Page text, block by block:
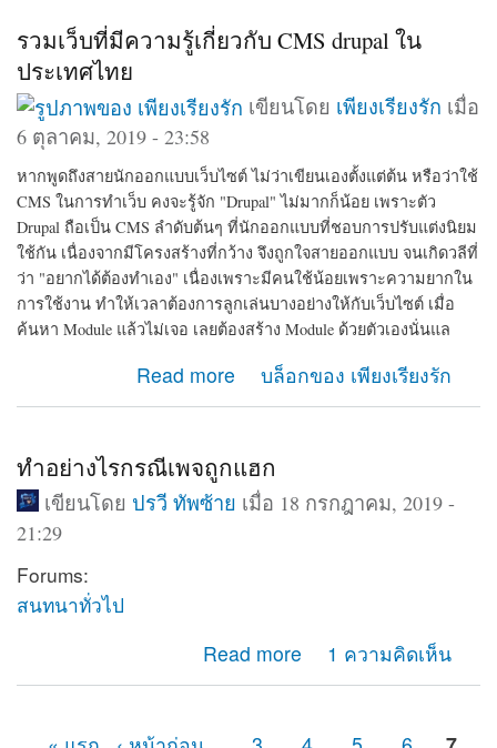
รวมเว็บที่มีความรู้เกี่ยวกับ CMS drupal ใน
ประเทศไทย
เขียนโดย เพียงเรียงรัก เมื่อ
6 ตุลาคม, 2019 - 23:58
หากพูดถึงสายนักออกแบบเว็บไซต์ ไม่ว่าเขียนเองตั้งแต่ต้น หรือว่าใช้
CMS ในการทำเว็บ คงจะรู้จัก "Drupal" ไม่มากก็น้อย เพราะตัว
Drupal ถือเป็น CMS ลำดับต้นๆ ที่นักออกแบบที่ชอบการปรับแต่งนิยม
ใช้กัน เนื่องจากมีโครงสร้างที่กว้าง จึงถูกใจสายออกแบบ จนเกิดวลีที่
ว่า "อยากได้ต้องทำเอง" เนื่องเพราะมีคนใช้น้อยเพราะความยากใน
การใช้งาน ทำให้เวลาต้องการลูกเล่นบางอย่างให้กับเว็บไซต์ เมื่อ
ค้นหา Module แล้วไม่เจอ เลยต้องสร้าง Module ด้วยตัวเองนั่นแล
Read more
about รวมเว็บที่มีความรู้เกี่ยวกับ CMS drupal ใน
ประเทศไทย
บล็อกของ เพียงเรียงรัก
ทำอย่างไรกรณีเพจถูกแฮก
เขียนโดย ปรวี ทัพซ้าย เมื่อ 18 กรกฎาคม, 2019 -
21:29
Forums:
สนทนาทั่วไป
Read more
about ทำอย่างไรกรณีเพจถูกแฮก 1 ความคิดเห็น